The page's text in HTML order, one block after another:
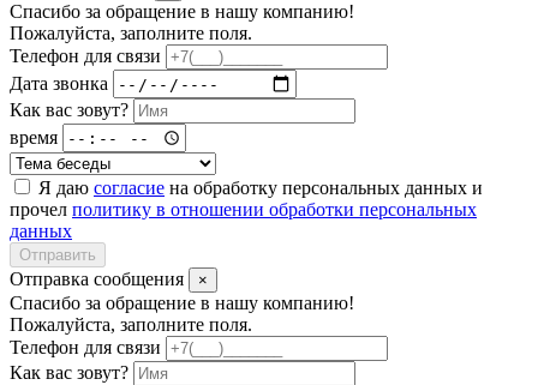
Спасибо за обращение в нашу компанию!
Пожалуйста, заполните поля.
Телефон для связи
Дата звонка
Как вас зовут?
время
Я даю согласие на обработку персональных данных и
прочел политику в отношении обработки персональных
данных
Отправить
Отправка сообщения ×
Спасибо за обращение в нашу компанию!
Пожалуйста, заполните поля.
Телефон для связи
Как вас зовут?